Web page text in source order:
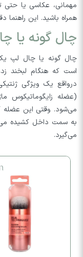
مهمانی، عکاسی یا حتی
همراه باشید. این راهنما
چال گونه
چال گونه یا چال لپ
است که هنگام لبخند
درواقع یک ویژگی
(عضله زایگوماتیکوس
می‌شود. وقتی این عضله
به سمت داخل کشیده
می‌گیرد.